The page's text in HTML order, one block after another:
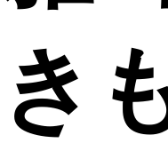
き